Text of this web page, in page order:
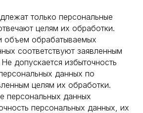
только персональные
целям их обработки.
объем обрабатываемых
соответствуют заявленным
допускается избыточность
данных по
целям их обработки.
персональных данных
персональных данных, их